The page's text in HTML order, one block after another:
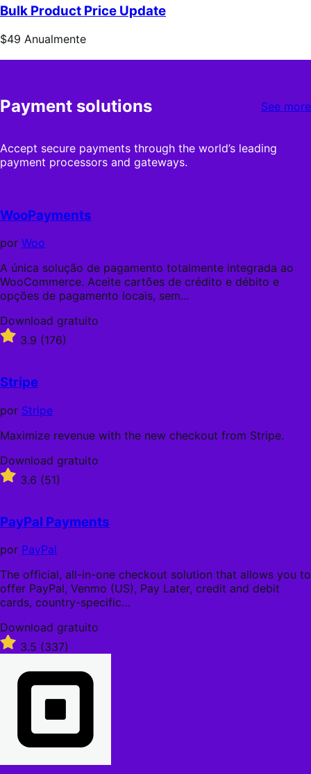
Bulk Product Price Update
Preço:
$49 Anualmente
Payment solutions See more
Accept secure payments through the world’s leading
payment processors and gateways.
WooPayments
por Woo
A única solução de pagamento totalmente integrada ao
WooCommerce. Aceite cartões de crédito e débito e
opções de pagamento locais, sem…
Download
gratuito
Download gratuito
Classificado
com
de
5
estrelas
3.9 (176)
Stripe
por Stripe
Maximize revenue with the new checkout from Stripe.
Download
gratuito
Download gratuito
Classificado
com
de
5
estrelas
3.6 (51)
PayPal Payments
por PayPal
The official, all-in-one checkout solution that allows you to
offer PayPal, Venmo (US), Pay Later, credit and debit
cards, country-specific…
Download
gratuito
Download gratuito
Classificado
com
3.5 (337)